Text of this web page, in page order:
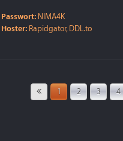
Passwort: NIMA4K
Hoster: Rapidgator, DDL.to
1 2 3 4